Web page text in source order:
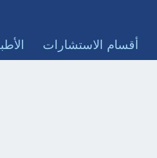
أقسام الاستشارات